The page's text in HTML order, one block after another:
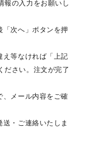
報の入力をお願いし
「次へ」ボタンを押
え等なければ「上記
ださい。注文が完了
、メール内容をご確
・ご連絡いたしま